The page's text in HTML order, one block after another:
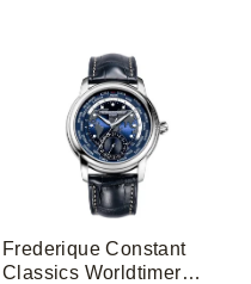
Frederique Constant
Classics Worldtimer